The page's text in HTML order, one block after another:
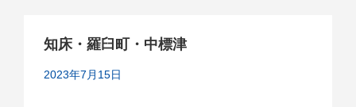
知床・羅臼町・中標津
2023年7月15日